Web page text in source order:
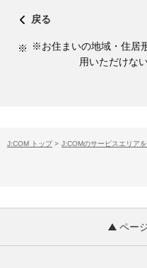
戻る
※お住まいの地域・住居
用いただけな
J:COM トップ > J:COMのサービスエリア
ペー